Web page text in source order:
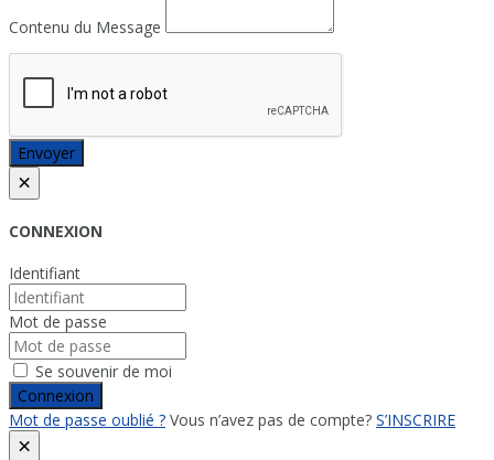
Contenu du Message
Envoyer
×
CONNEXION
Identifiant
Mot de passe
Se souvenir de moi
Connexion
Mot de passe oublié ? Vous n’avez pas de compte? S’INSCRIRE
×